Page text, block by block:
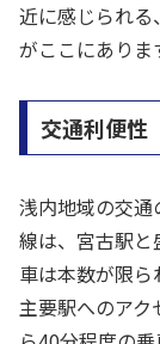
近に感じられ
がここにありま
交通利便性
浅内地域の交通
線は、宮古駅
車は本数が限ら
主要駅へのア